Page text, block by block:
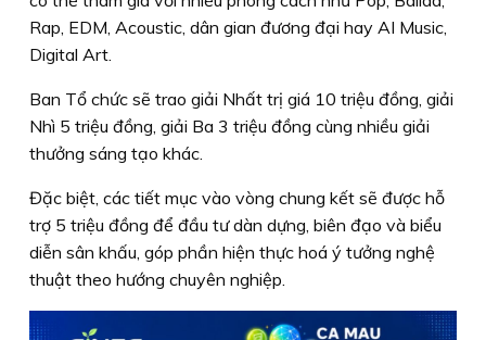
Rap, EDM, Acoustic, dân gian đương đại hay AI Music,
Digital Art.
Ban Tổ chức sẽ trao giải Nhất trị giá 10 triệu đồng, giải
Nhì 5 triệu đồng, giải Ba 3 triệu đồng cùng nhiều giải
thưởng sáng tạo khác.
Đặc biệt, các tiết mục vào vòng chung kết sẽ được hỗ
trợ 5 triệu đồng để đầu tư dàn dựng, biên đạo và biểu
diễn sân khấu, góp phần hiện thực hoá ý tưởng nghệ
thuật theo hướng chuyên nghiệp.